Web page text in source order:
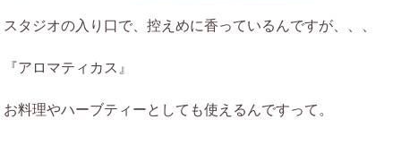
スタジオの入り口で、控えめに香っているんですが、、、
『アロマティカス』
お料理やハーブティーとしても使えるんですって。